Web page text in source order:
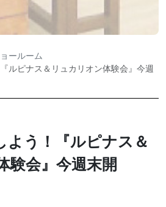
ールーム
ルピナス＆リュカリオン体験会』今週
よう！『ルピナス＆
験会』今週末開